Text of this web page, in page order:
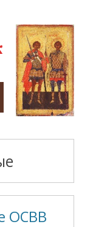
ОСВВ